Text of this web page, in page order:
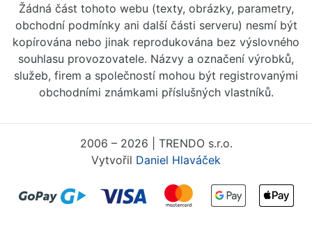
Žádná část tohoto webu (texty, obrázky, parametry,
obchodní podmínky ani další části serveru) nesmí být
kopírována nebo jinak reprodukována bez výslovného
souhlasu provozovatele. Názvy a označení výrobků,
služeb, firem a společností mohou být registrovanými
obchodními známkami příslušných vlastníků.
2006 – 2026 | TRENDO s.r.o.
Vytvořil Daniel Hlaváček